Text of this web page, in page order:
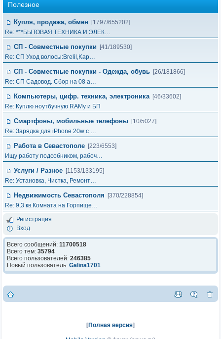
Полезное
Купля, продажа, обмен
[1797/655202]
Re: ***БЫТОВАЯ ТЕХНИКА И ЭЛЕК…
СП - Совместные покупки
[41/189530]
Re: СП Уход волосы:Brelil,Kap…
СП - Совместные покупки - Одежда, обувь [26/181866]
Re: СП Садовод. Сбор на 08 а…
Компьютеры, цифр. техника, электроника [46/33602]
Re: Куплю ноутбучную RAMу и БП
Смартфоны, мобильные телефоны [10/5027]
Re: Зарядка для iPhone 20w с …
Работа в Севастополе [223/6553]
Ищу работу подсобником, рабоч…
Услуги / Разное [1153/133195]
Re: Установка, Чистка, Ремонт…
Недвижимость Севастополя
[370/228854]
Re: 9,3 кв.Комната на Горпище…
Регистрация
Вход
Всего сообщений: 11700518
Всего тем: 35794
Всего пользователей: 246385
Новый пользователь: Galina1701
[Полная версия]